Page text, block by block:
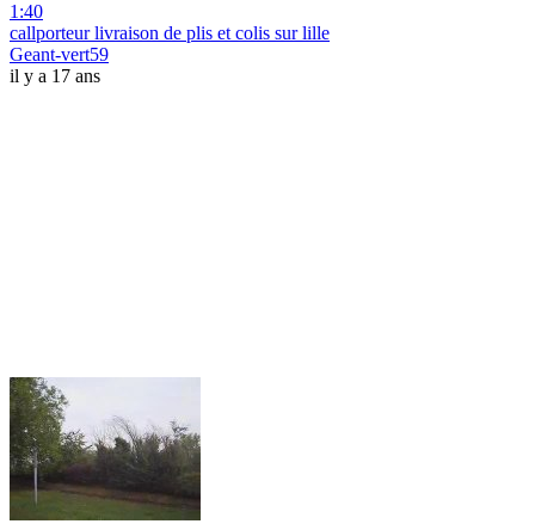
1:40
callporteur livraison de plis et colis sur lille
Geant-vert59
il y a 17 ans